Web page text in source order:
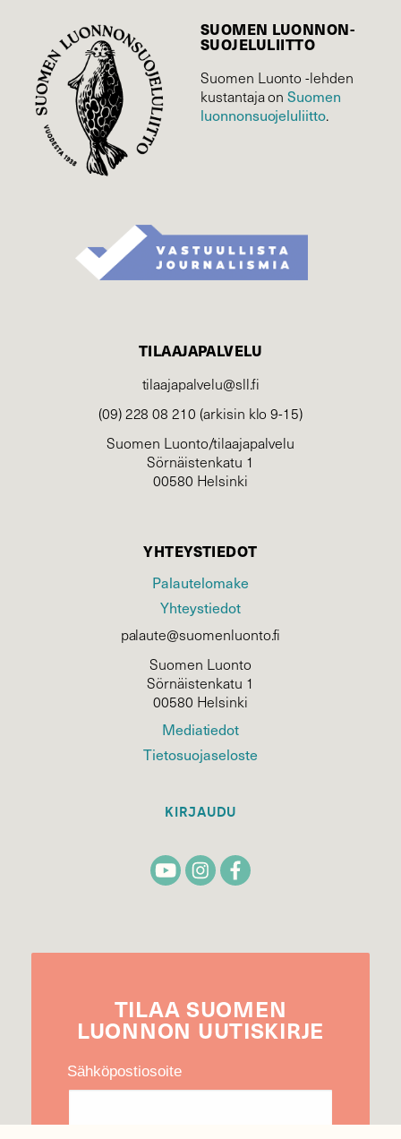
SUOMEN LUONNON­
SUOJELU­LIITTO
Suomen Luonto -lehden
kustantaja onSuomen
luonnonsuojelu­liitto.
TILAAJAPALVELU
tilaajapalvelu@sll.fi
(09) 228 08 210 (arkisin klo 9-15)
Suomen Luonto/tilaajapalvelu
Sörnäistenkatu 1
00580 Helsinki
YHTEYSTIEDOT
Palautelomake
Yhteystiedot
palaute@suomenluonto.fi
Suomen Luonto
Sörnäistenkatu 1
00580 Helsinki
Mediatiedot
Tietosuojaseloste
KIRJAUDU
TILAA SUOMEN
LUONNON UUTIS­KIRJE
Sähköpostiosoite